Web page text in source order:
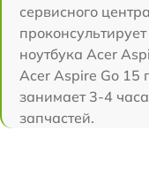
сервисного
ноутбука Acer
Acer Aspire Go 15
занимает 3-4
запчастей.